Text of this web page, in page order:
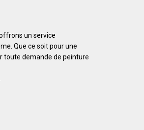
un service
Que ce soit pour une
toute demande de peinture